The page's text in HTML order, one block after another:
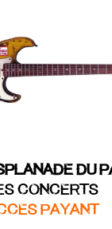
DU
CONCERTS
PAYANT